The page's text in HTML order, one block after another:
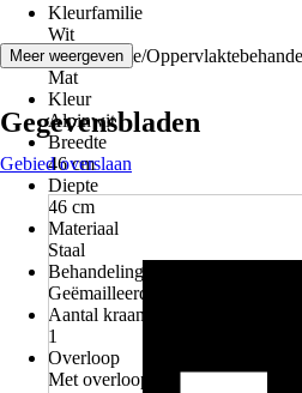
Kleurfamilie
Wit
Oppervlakte/
Mat
Kleur
Alpinwit
Breedte
46 cm
Diepte
46 cm
Materiaal
Staal
Behandeling
Geëmailleerd, Nano-effect
Aantal kraangaten
1
Overloop
Met overloop
Meer weergeven
Gegevensbladen
Gebied overslaan